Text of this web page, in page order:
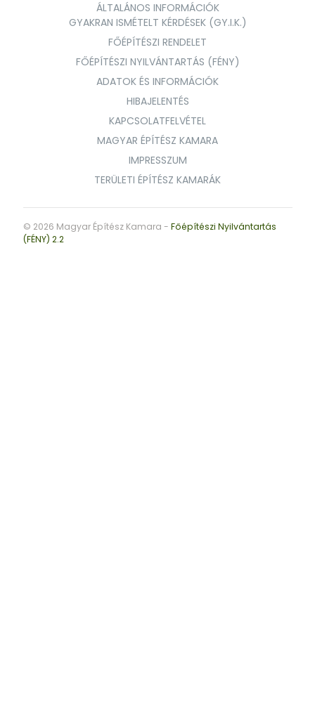
ÁLTALÁNOS INFORMÁCIÓK
GYAKRAN ISMÉTELT KÉRDÉSEK (GY.I.K.)
FŐÉPÍTÉSZI RENDELET
FŐÉPÍTÉSZI NYILVÁNTARTÁS (FÉNY)
ADATOK ÉS INFORMÁCIÓK
HIBAJELENTÉS
KAPCSOLATFELVÉTEL
MAGYAR ÉPÍTÉSZ KAMARA
IMPRESSZUM
TERÜLETI ÉPÍTÉSZ KAMARÁK
© 2026 Magyar Építész Kamara - Főépítészi Nyilvántartás
(FÉNY) 2.2